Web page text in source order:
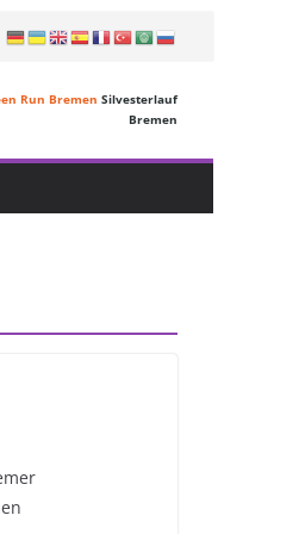
Run Bremen Silvesterlauf
Bremen